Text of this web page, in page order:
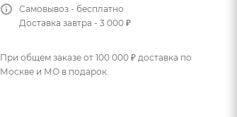
Самовывоз - бесплатно
Доставка завтра - 3 000 ₽
При общем заказе от 100 000 ₽ доставка по
Москве и МО в подарок.